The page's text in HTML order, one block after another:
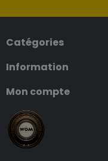
Catégories
Information
Mon compte